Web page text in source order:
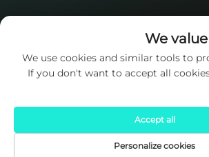
We
We use cookies and similar tools to
If you don't want to accept all
Personalize cookies
Accept all